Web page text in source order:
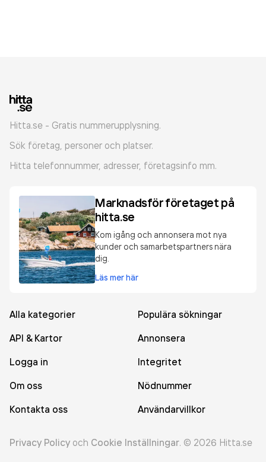
Hitta.se - Gratis nummerupplysning.
Sök företag, personer och platser.
Hitta telefonnummer, adresser, företagsinfo mm.
Marknadsför företaget på
hitta.se
Kom igång och annonsera mot nya
kunder och samarbetspartners nära
dig.
Läs mer här
Alla kategorier
Populära sökningar
API & Kartor
Annonsera
Logga in
Integritet
Om oss
Nödnummer
Kontakta oss
Användarvillkor
Privacy Policy och Cookie Inställningar. © 2026 Hitta.se